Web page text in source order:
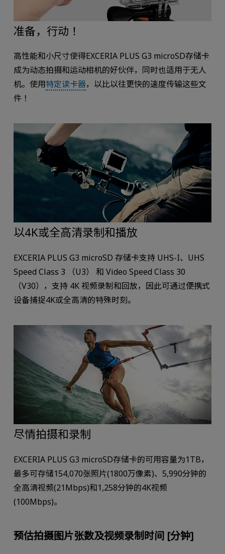
准备，行动！
高性能和小尺寸使得EXCERIA PLUS G3 microSD存储卡
成为动态拍摄和运动相机的好伙伴，同时也适用于无人
机。使用特定读卡器，以比以往更快的速度传输这些文
件！
以4K或全高清录制和播放
EXCERIA PLUS G3 microSD 存储卡支持 UHS-I、UHS
Speed Class 3 （U3） 和 Video Speed Class 30
（V30），支持 4K 视频录制和回放，因此可通过便携式
设备捕捉4K或全高清的特殊时刻。
尽情拍摄和录制
EXCERIA PLUS G3 microSD存储卡的可用容量为1TB，
最多可存储154,070张照片(1800万像素)、5,990分钟的
全高清视频(21Mbps)和1,258分钟的4K视频
(100Mbps)。
预估拍摄图片张数及视频录制时间 [分钟]